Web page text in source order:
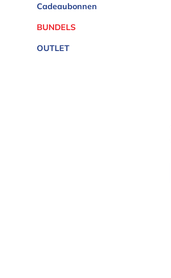
Cadeaubonnen
BUNDELS
OUTLET